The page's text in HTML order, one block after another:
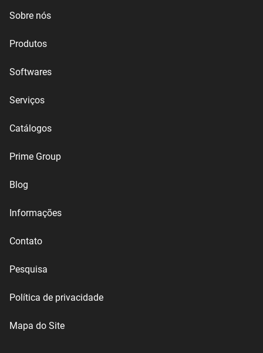
Sobre nós
Produtos
Softwares
Serviços
Catálogos
Prime Group
Blog
Informações
Contato
Pesquisa
Política de privacidade
Mapa do Site